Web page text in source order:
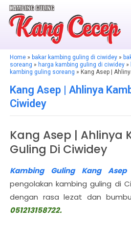
Home » bakar kambing guling di ciwidey »
soreang » harga kambing guling di ciwidey »
kambing guling soreang » Kang Asep |
Kang Asep | Ahlinya
Ciwidey
Kang Asep | Ahlinya
Guling Di Ciwidey
Kambing Guling Kang
pengolakan kambing guling di
dengan rasa lezat dan
051213158722.